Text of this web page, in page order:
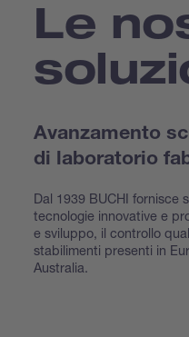
Le
Avanzamento
di laboratorio
Dal 1939 BUCHI fornisce
tecnologie innovative e
e sviluppo, il controllo
stabilimenti presenti in
Australia.